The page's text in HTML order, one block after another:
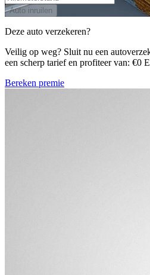
Auto inruilen
Deze auto verzekeren?
Veilig op weg? Sluit nu een
een scherp tarief en profiteer van: €0
Bereken premie